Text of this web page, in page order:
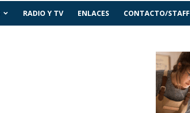
RADIO Y TV ENLACES CONTACTO/STAFF